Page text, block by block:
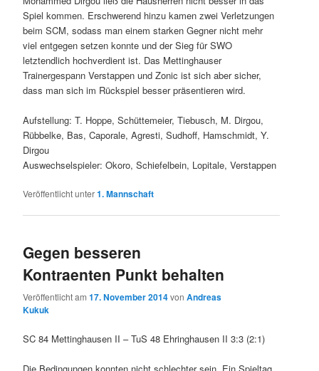
Spiel kommen. Erschwerend hinzu kamen zwei Verletzungen
beim SCM, sodass man einem starken Gegner nicht mehr
viel entgegen setzen konnte und der Sieg für SWO
letztendlich hochverdient ist. Das Mettinghauser
Trainergespann Verstappen und Zonic ist sich aber sicher,
dass man sich im Rückspiel besser präsentieren wird.
Aufstellung: T. Hoppe, Schüttemeier, Tiebusch, M. Dirgou,
Rübbelke, Bas, Caporale, Agresti, Sudhoff, Hamschmidt, Y.
Dirgou
Auswechselspieler: Okoro, Schiefelbein, Lopitale, Verstappen
Veröffentlicht unter1. Mannschaft
Gegen besseren
Kontraenten Punkt behalten
Veröffentlicht am17. November 2014vonAndreas
Kukuk
SC 84 Mettinghausen II – TuS 48 Ehringhausen II 3:3 (2:1)